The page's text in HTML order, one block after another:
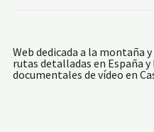
Web dedicada a la montaña
rutas detalladas en España
documentales de vídeo en